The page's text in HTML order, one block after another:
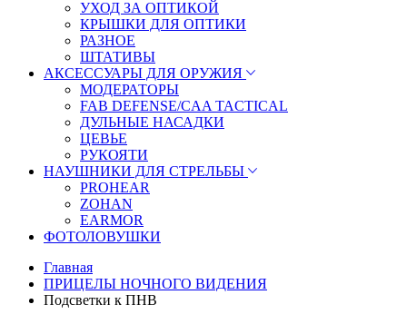
УХОД ЗА ОПТИКОЙ
КРЫШКИ ДЛЯ ОПТИКИ
РАЗНОЕ
ШТАТИВЫ
АКСЕССУАРЫ ДЛЯ ОРУЖИЯ
МОДЕРАТОРЫ
FAB DEFENSE/CAA TACTICAL
ДУЛЬНЫЕ НАСАДКИ
ЦЕВЬЕ
РУКОЯТИ
НАУШНИКИ ДЛЯ СТРЕЛЬБЫ
PROHEAR
ZOHAN
EARMOR
ФОТОЛОВУШКИ
Главная
ПРИЦЕЛЫ НОЧНОГО ВИДЕНИЯ
Подсветки к ПНВ